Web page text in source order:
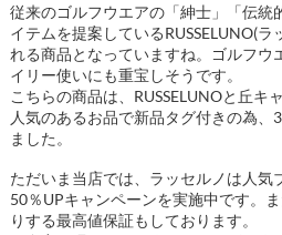
従来のゴルフウエアの「紳士」「伝統
イテムを提案しているRUSSELUNO(
れる商品となっていますね。ゴルフウ
イリー使いにも重宝しそうです。
こちらの商品は、RUSSELUNOと丘キ
人気のあるお品で新品タグ付きの為、
ました。
ただいま当店では、ラッセルノは人気
50％UPキャンペーンを実施中です。
りする最高値保証もしております。